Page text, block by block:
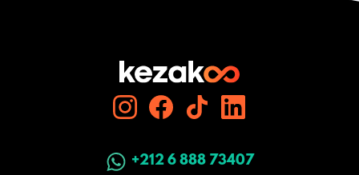
+212 6 888 73407